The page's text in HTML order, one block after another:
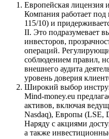
Европейская лицензия
Компания работает
115/10) и
II. Это подразумевает
инвесторов,
операций.
соблюдением правил,
внешнего аудита
уровень доверия
Широкий выбор
Mind-money.eu
активов, включая
Nasdaq), Европы (LSE,
Наряду с акциями
а также